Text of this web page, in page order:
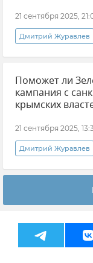
21 сентября 2025,
Дмитрий Журавлев
Эксклюзивы РИА
Афганистан
Ближний Восток
Поможет ли
кампания с
крымских
21 сентября 2025,
Дмитрий Журавлев
Эксклюзивы РИА